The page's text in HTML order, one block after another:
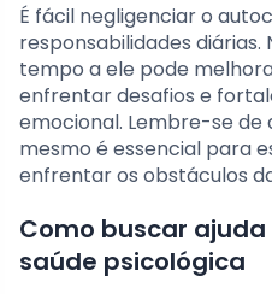
É fácil negligenciar o
responsabilidades
tempo a ele pode
enfrentar desafios e
emocional. Lembre-se de
mesmo é essencial para
enfrentar os obstáculos
Como buscar
saúde psicológica